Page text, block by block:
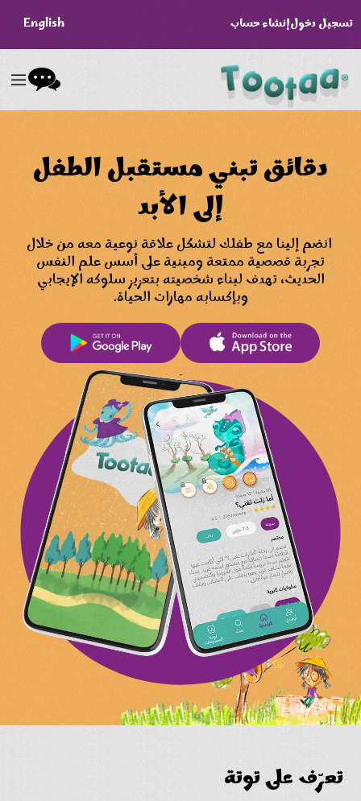
تسجيل دخولإنشاء حساب English
دقائق تبني مستقبل الطفل
إلى الأبد
انضم إلينا مع طفلك لتشكل علاقة نوعية معه من خلال
تجربة قصصية ممتعة ومبنية على أسس علم النفس
الحديث، تهدف لبناء شخصيته بتعزيز سلوكه الإيجابي
وبإكسابه مهارات الحياة.
تعرّف على توتة